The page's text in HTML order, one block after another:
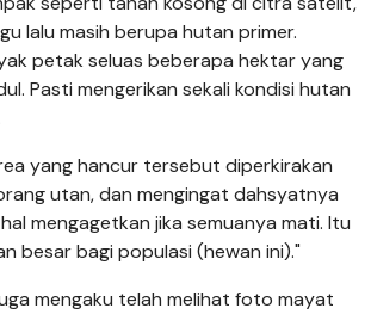
lalu masih berupa hutan primer.
petak seluas beberapa hektar yang
Pasti mengerikan sekali kondisi hutan
yang hancur tersebut diperkirakan
utan, dan mengingat dahsyatnya
mengagetkan jika semuanya mati. Itu
besar bagi populasi (hewan ini)."
mengaku telah melihat foto mayat